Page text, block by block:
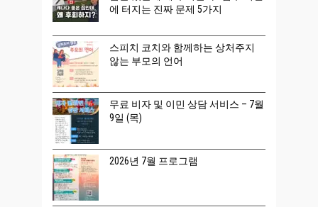
에 터지는 진짜 문제 5가지
스피치 코치와 함께하는 상처주지
않는 부모의 언어
무료 비자 및 이민 상담 서비스 – 7월
9일 (목)
2026년 7월 프로그램